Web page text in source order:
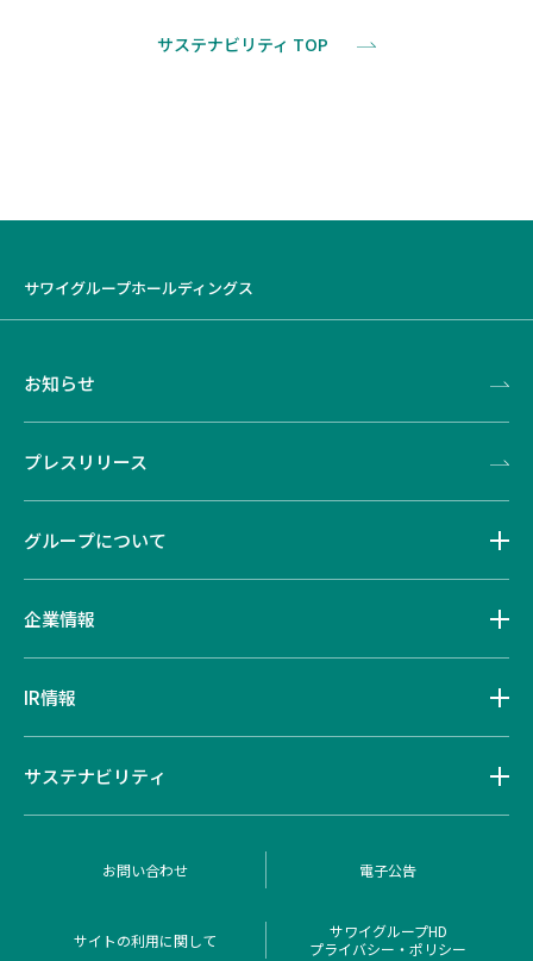
サステナビリティ TOP
サワイグループホールディングス
お知らせ
プレスリリース
グループについて
企業情報
IR情報
サステナビリティ
お問い合わせ 電子公告
サイトの利用に関して
サワイグループHD
プライバシー・ポリシー